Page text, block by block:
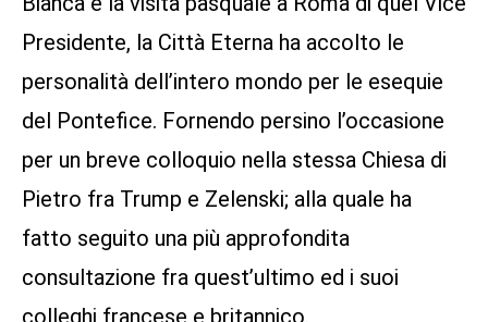
Presidente, la Città Eterna ha accolto le
personalità dell’intero mondo per le esequie
del Pontefice. Fornendo persino l’occasione
per un breve colloquio nella stessa Chiesa di
Pietro fra Trump e Zelenski; alla quale ha
fatto seguito una più approfondita
consultazione fra quest’ultimo ed i suoi
colleghi francese e britannico.